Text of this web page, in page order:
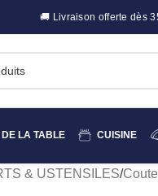
🚚 Livraison offerte dès
LA TABLE CUISINE
& USTENSILES/